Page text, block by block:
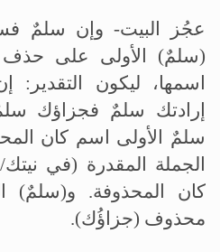
عجُز البيت- وإن سلمٌ
(سلمٌ) الأولى على حذف
اسمها، ليكون
إرادتك سلمٌ فجزاؤك
سلمٌ الأولى اسم كان
الجملة المقدرة (في
كان المحذوفة. و(سلمٌ)
محذوف (جزاؤُك).